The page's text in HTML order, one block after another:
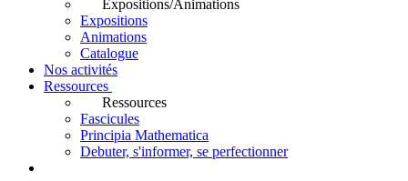
Expositions/Animations
Expositions
Animations
Catalogue
Nos activités
Ressources
Ressources
Fascicules
Principia Mathematica
Debuter, s'informer, se perfectionner